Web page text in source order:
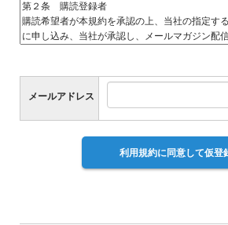
メールアドレス
E
m
a
利用規約に同意して仮登